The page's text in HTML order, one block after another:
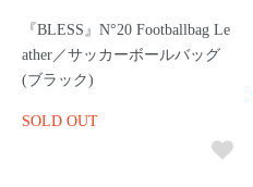
『BLESS』N°20 Footballbag Le
ather／サッカーボールバッグ
(ブラック)
SOLD OUT